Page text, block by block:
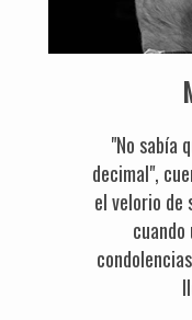
"No sabía
decimal",
el velorio de
cuando